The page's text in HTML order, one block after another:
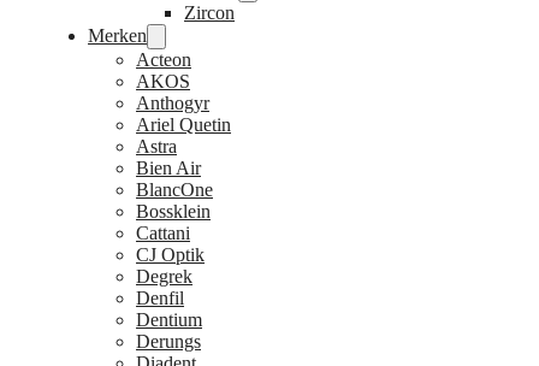
Zircon
Merken
Acteon
AKOS
Anthogyr
Ariel Quetin
Astra
Bien Air
BlancOne
Bossklein
Cattani
CJ Optik
Degrek
Denfil
Dentium
Derungs